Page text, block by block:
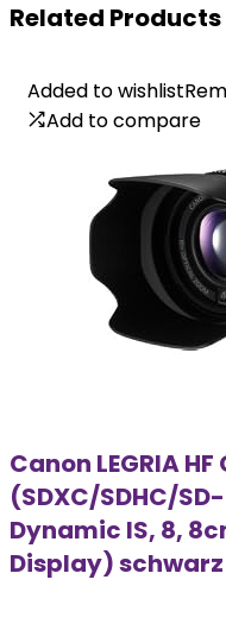
Related Products
Added to wishlist
Add to compare
Canon LEGRIA
(SDXC/SDHC/
Dynamic IS, 8,
Display) schwarz
Added to wishlist
Add to compare